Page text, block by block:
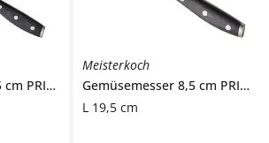
cm PRIMUS
Meisterkoch
Gemüsemesser 8,5 cm PRIMUS
L 19,5 cm